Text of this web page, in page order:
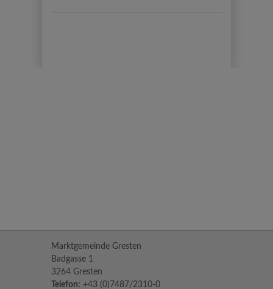
Marktgemeinde Gresten
Badgasse 1
3264 Gresten
Telefon: +43 (0)7487/2310-0